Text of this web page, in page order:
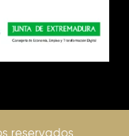
reservados